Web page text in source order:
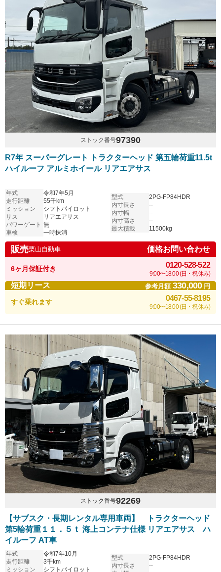
ストック番号97390
R7年 スーパーグレート トラクターヘッド 第五輪荷重11.5t
ハイルーフ アルミホイール リアエアサス
年式
令和7年5月
走行距離
55千km
ミッション
シフトパイロット
サス
リアエアサス
パワーゲート 無
車検
一時抹消
型式
2PG-FP84HDR
内寸長さ
--
内寸幅
--
内寸高さ
--
最大積載
11500kg
販売栗山自動車 価格お問い合わせ
6ヶ月保証付き 0120-528-522
9:00〜18:00 (日・祝休み)
短期リース 参考月額330,000円
すぐ乗れます 0467-55-8195
9:00〜18:00 (日・祝休み)
ストック番号92269
【サブスク・長期レンタル専用車両】 トラクターヘッド
第5輪荷重１１．５ｔ 海上コンテナ仕様 リアエアサス ハ
イルーフ AT車
年式
令和7年10月
走行距離
3千km
ミッション
シフトパイロット
型式
2PG-FP84HDR
内寸長さ
--